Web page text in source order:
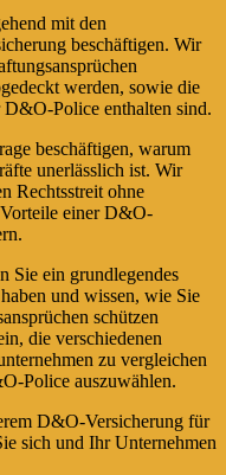
mit den
beschäftigen. Wir
werden, sowie die
Police enthalten sind.
beschäftigen, warum
unerlässlich ist. Wir
Rechtsstreit ohne
einer D&O-
Sie ein grundlegendes
und wissen, wie Sie
schützen
die verschiedenen
zu vergleichen
Police auszuwählen.
D&O-Versicherung für
sich und Ihr Unternehmen